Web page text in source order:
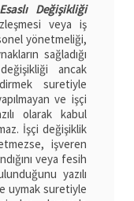
Değişikliği
veya iş
yönetmeliği,
sağladığı
ancak
suretiyle
ve işçi
olarak kabul
İşçi değişiklik
işveren
veya fesih
yazılı
uymak suretiyle